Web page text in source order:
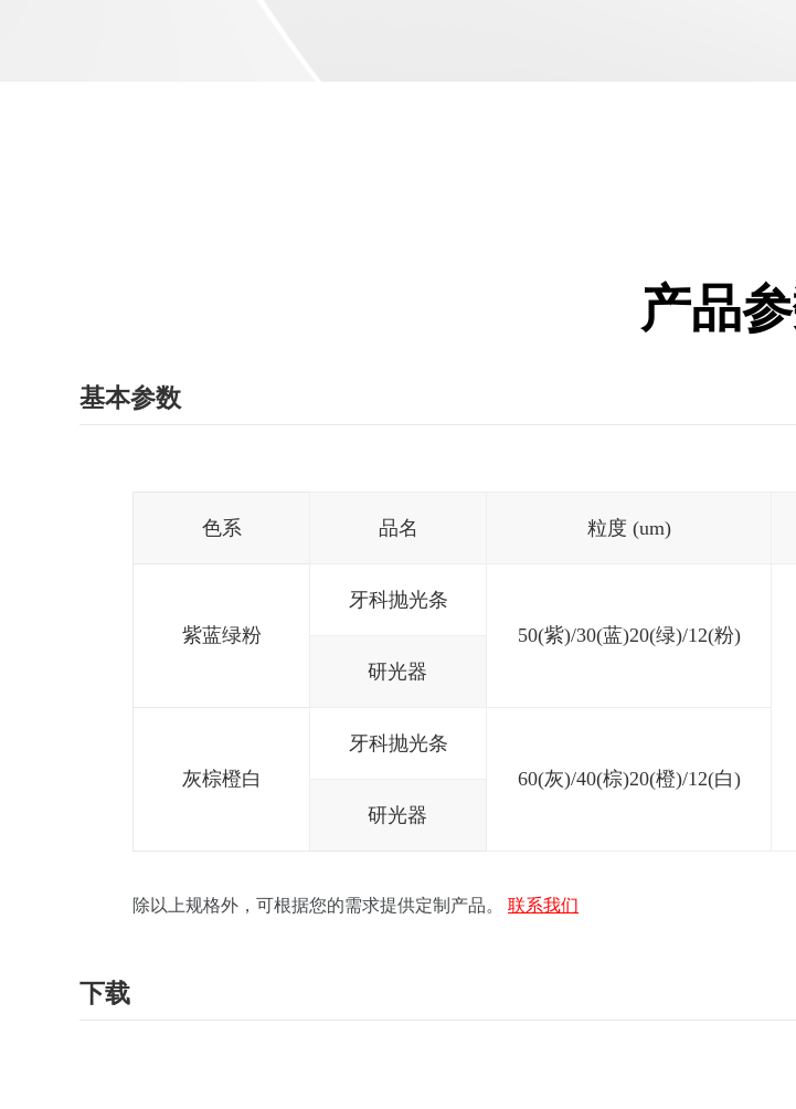
产品
基本参数
色系 品名 粒度 (um)
紫蓝绿粉
牙科抛光条
50(紫)/30(蓝)20(绿)/12(粉)
研光器
灰棕橙白
牙科抛光条
60(灰)/40(棕)20(橙)/12(白)
研光器
除以上规格外，可根据您的需求提供定制产品。 联系我们
下载